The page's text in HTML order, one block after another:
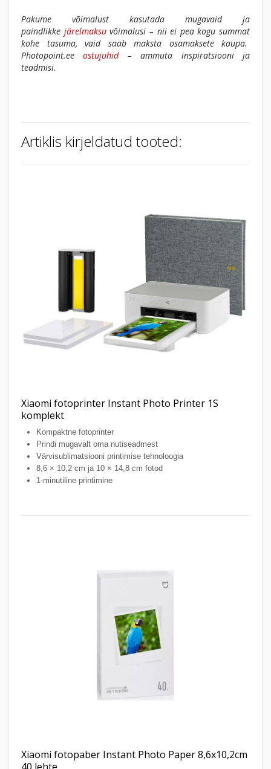
Pakume võimalust kasutada mugavaid ja
paindlikke järelmaksuvõimalusi – nii ei pea kogu summat
kohe tasuma, vaid saab maksta osamaksete kaupa.
Photopoint.eeostujuhid– ammuta inspiratsiooni ja
teadmisi.
Artiklis kirjeldatud tooted:
Xiaomi fotoprinter Instant Photo Printer 1S
komplekt
Kompaktne fotoprinter
Prindi mugavalt oma nutiseadmest
Värvisublimatsiooni printimise tehnoloogia
8,6 × 10,2 cm ja 10 × 14,8 cm fotod
1-minutiline printimine
Xiaomi fotopaber Instant Photo Paper 8,6x10,2cm